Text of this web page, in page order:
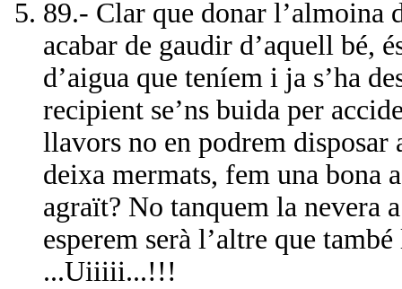
89.- Clar que donar l’almoina
acabar de gaudir d’aquell bé,
d’aigua que teníem i ja s’ha
recipient se’ns buida per
llavors no en podrem disposar
deixa mermats, fem una bona
agraït? No tanquem la nevera
esperem serà l’altre que
...Uiiiii...!!!